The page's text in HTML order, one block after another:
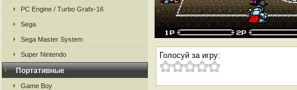
PC Engine / Turbo Grafx-16
Sega
Sega Master System
Super Nintendo
Портативные
Game Boy
Голосуй за игру: